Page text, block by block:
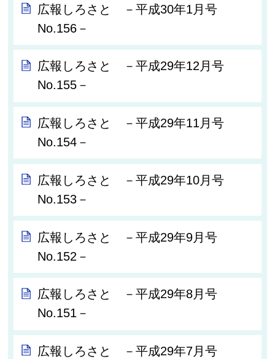
広報しろさと －平成30年1月号
No.156－
広報しろさと －平成29年12月号
No.155－
広報しろさと －平成29年11月号
No.154－
広報しろさと －平成29年10月号
No.153－
広報しろさと －平成29年9月号
No.152－
広報しろさと －平成29年8月号
No.151－
広報しろさと －平成29年7月号